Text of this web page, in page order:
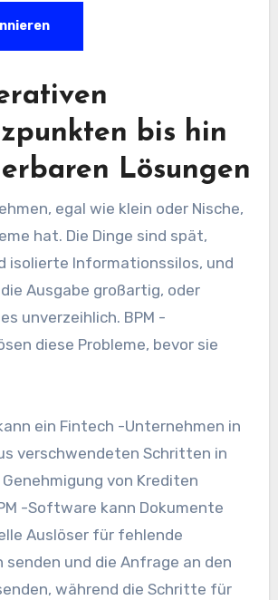
bis hin
Lösungen
egal wie klein oder Nische,
hat. Die Dinge sind spät,
isolierte Informationssilos, und
Ausgabe großartig, oder
unverzeihlich. BPM -
diese Probleme, bevor sie
ein Fintech -Unternehmen in
verschwendeten Schritten in
von Krediten
-Software kann Dokumente
Auslöser für fehlende
und die Anfrage an den
während die Schritte für